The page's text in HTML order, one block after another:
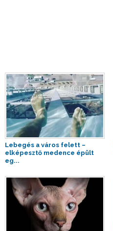
Lebegés a város felett –
elképesztő medence épült
eg...